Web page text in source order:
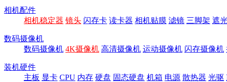
相机配件
相机稳定器 镜头 闪存卡 读卡器 相机贴膜 滤镜 三脚架 遮
数码摄像机
数码摄像机 4K摄像机 高清摄像机 运动摄像机 闪存摄像机
装机硬件
主板 显卡 CPU 内存 硬盘 固态硬盘 机箱 电源 散热器 光驱